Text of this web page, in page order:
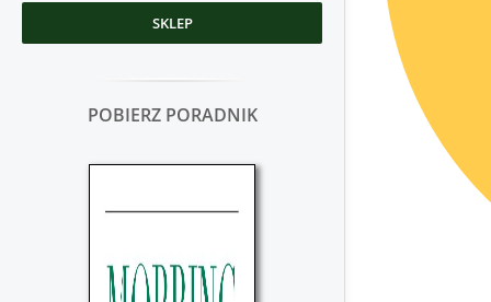
SKLEP
POBIERZ PORADNIK